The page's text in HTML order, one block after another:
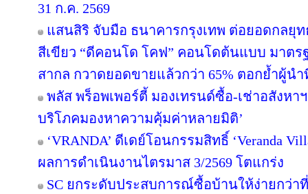
31 ก.ค. 2569
แสนสิริ จับมือ ธนาคารกรุงเทพ ต่อยอดกลยุ
สีเขียว “ดีคอนโด โคฟ” คอนโดต้นแบบ มาต
สากล กวาดยอดขายแล้วกว่า 65% ตอกย้ำผู้น
พลัส พร็อพเพอร์ตี้ มองเทรนด์ซื้อ-เช่าอสังหา
บริโภคมองหาความคุ้มค่าหลายมิติ’
‘VRANDA’ ดีเดย์โอนกรรมสิทธิ์ ‘Veranda
ผลการดำเนินงานไตรมาส 3/2569 โตแกร่ง
SC ยกระดับประสบการณ์ซื้อบ้านให้ง่ายกว่า